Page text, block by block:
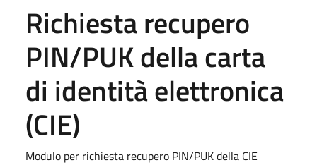
Richiesta recupero
PIN/PUK della carta
di identità elettronica
(CIE)
Modulo per richiesta recupero PIN/PUK della CIE